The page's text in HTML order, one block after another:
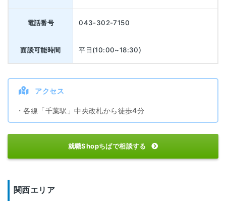
電話番号 043-302-7150
面談可能時間 平日(10:00~18:30)
アクセス
・各線「千葉駅」中央改札から徒歩4分
就職Shopちばで相談する
関西エリア